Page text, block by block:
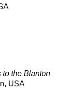
to the Blanton
USA